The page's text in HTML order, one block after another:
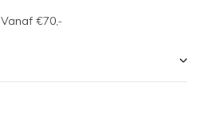
Vanaf €70,-